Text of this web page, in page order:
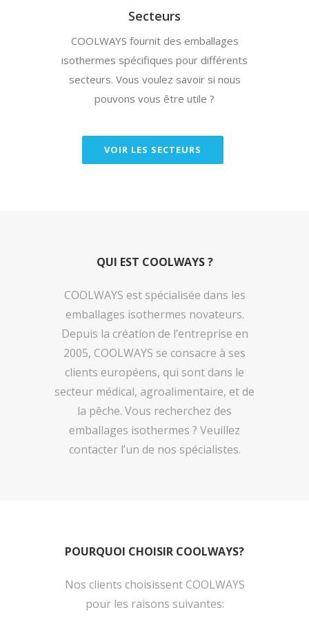
Secteurs
COOLWAYS fournit des emballages
isothermes spécifiques pour différents
secteurs. Vous voulez savoir si nous
pouvons vous être utile ?
VOIR LES SECTEURS
QUI EST COOLWAYS ?
COOLWAYS est spécialisée dans les
emballages isothermes novateurs.
Depuis la création de l’entreprise en
2005, COOLWAYS se consacre à ses
clients européens, qui sont dans le
secteur médical, agroalimentaire, et de
la pêche. Vous recherchez des
emballages isothermes ? Veuillez
contacter l’un de nos spécialistes.
POURQUOI CHOISIR COOLWAYS?
Nos clients choisissent COOLWAYS
pour les raisons suivantes: